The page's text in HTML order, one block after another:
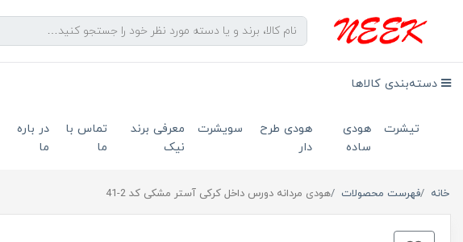
دسته‌بندی کالاها
تیشرت
هودی
ساده
هودی طرح
دار
سویشرت
معرفی برند
نیک
تماس با
ما
در باره
ما
خانه فهرست محصولات هودی مردانه دورس داخل کرکی آستر مشکی کد 2-41